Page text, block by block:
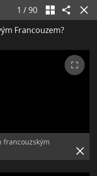
1 / 90
Francouzem?
francouzským